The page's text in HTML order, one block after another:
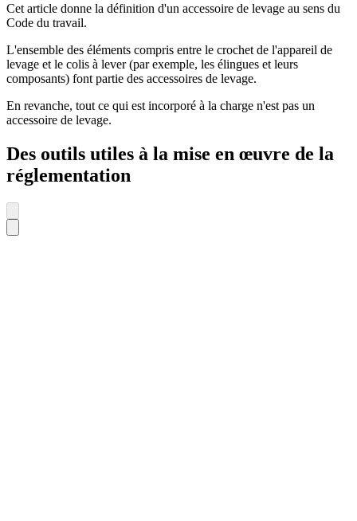
Cet article donne la définition d'un accessoire de levage au sens du
Code du travail.
L'ensemble des éléments compris entre le crochet de l'appareil de
levage et le colis à lever (par exemple, les élingues et leurs
composants) font partie des accessoires de levage.
En revanche, tout ce qui est incorporé à la charge n'est pas un
accessoire de levage.
Des outils utiles à la mise en œuvre de la
réglementation